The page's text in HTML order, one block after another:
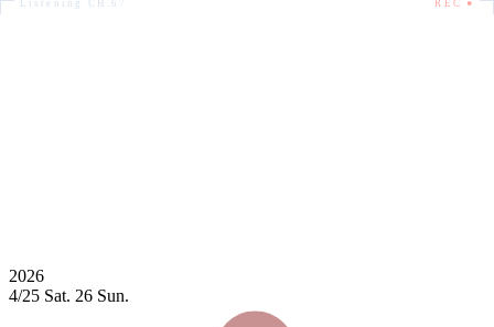
2026
4/25 Sat. 26 Sun.
Listening CH.67 REC ●